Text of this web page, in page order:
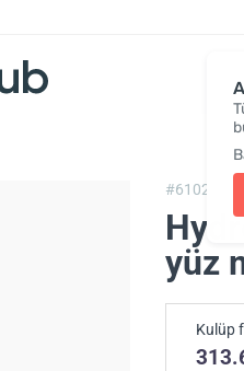
#610201,
yüz
Kulüp